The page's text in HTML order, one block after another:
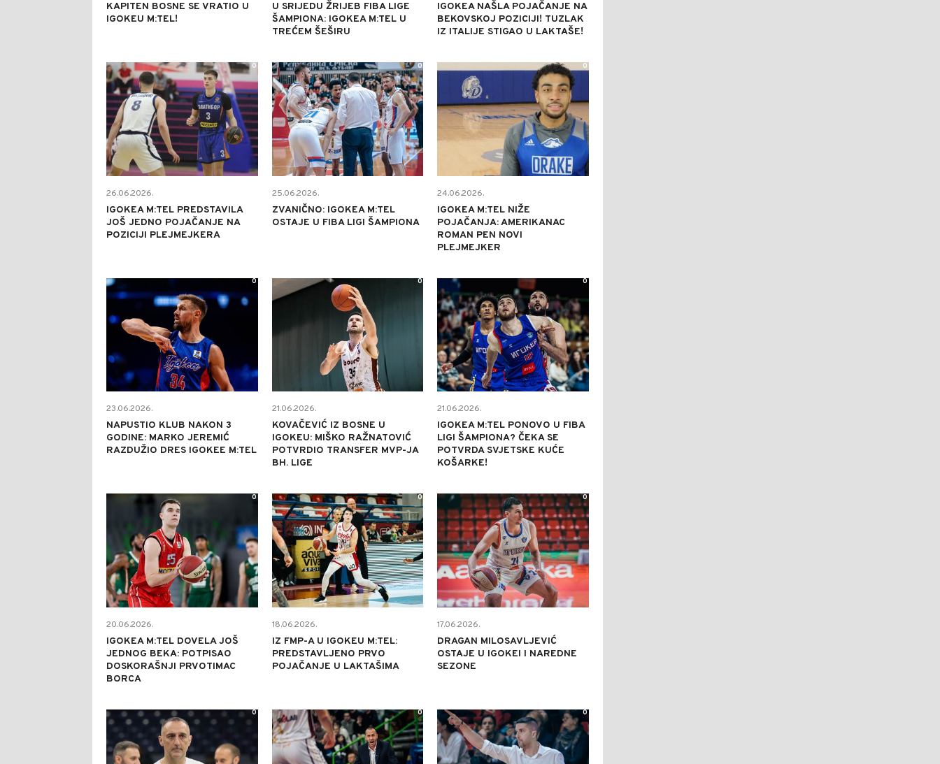
KAPITEN BOSNE SE VRATIO U
IGOKEU M:TEL!
U SRIJEDU ŽRIJEB FIBA LIGE
ŠAMPIONA: IGOKEA M:TEL U
TREĆEM ŠEŠIRU
IGOKEA NAŠLA POJAČANJE NA
BEKOVSKOJ POZICIJI! TUZLAK
IZ ITALIJE STIGAO U LAKTAŠE!
26.06.2026.
IGOKEA M:TEL PREDSTAVILA
JOŠ JEDNO POJAČANJE NA
POZICIJI PLEJMEJKERA
0
25.06.2026.
ZVANIČNO: IGOKEA M:TEL
OSTAJE U FIBA LIGI ŠAMPIONA
0
24.06.2026.
IGOKEA M:TEL NIŽE
POJAČANJA: AMERIKANAC
ROMAN PEN NOVI
PLEJMEJKER
0
23.06.2026.
NAPUSTIO KLUB NAKON 3
GODINE: MARKO JEREMIĆ
RAZDUŽIO DRES IGOKEE M:TEL
0
21.06.2026.
KOVAČEVIĆ IZ BOSNE U
IGOKEU: MIŠKO RAŽNATOVIĆ
POTVRDIO TRANSFER MVP-JA
BH. LIGE
0
21.06.2026.
IGOKEA M:TEL PONOVO U FIBA
LIGI ŠAMPIONA? ČEKA SE
POTVRDA SVJETSKE KUĆE
KOŠARKE!
0
20.06.2026.
IGOKEA M:TEL DOVELA JOŠ
JEDNOG BEKA: POTPISAO
DOSKORAŠNJI PRVOTIMAC
BORCA
0
18.06.2026.
IZ FMP-A U IGOKEU M:TEL:
PREDSTAVLJENO PRVO
POJAČANJE U LAKTAŠIMA
0
17.06.2026.
DRAGAN MILOSAVLJEVIĆ
OSTAJE U IGOKEI I NAREDNE
SEZONE
0
0 0 0